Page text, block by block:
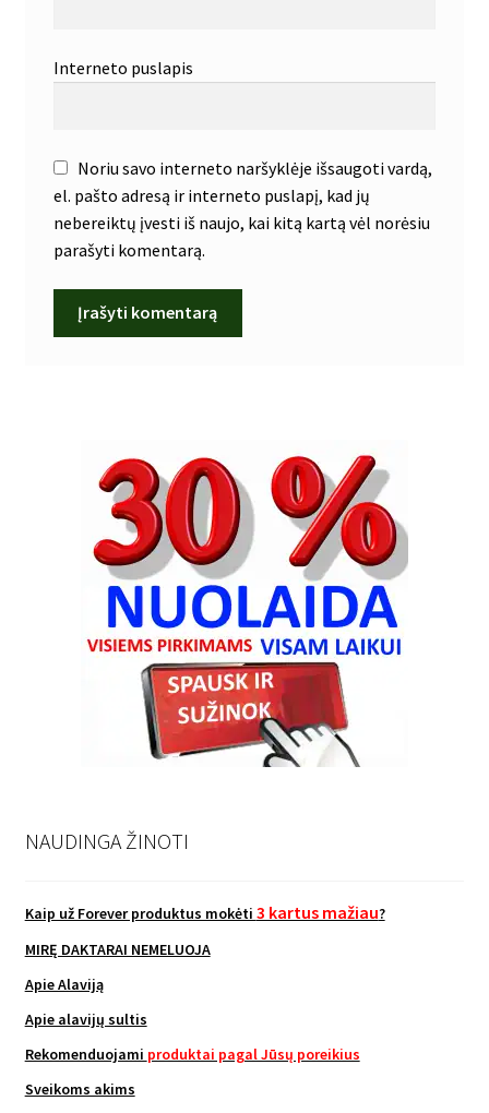
Interneto puslapis
Noriu savo interneto naršyklėje išsaugoti vardą,
el. pašto adresą ir interneto puslapį, kad jų
nebereiktų įvesti iš naujo, kai kitą kartą vėl norėsiu
parašyti komentarą.
NAUDINGA ŽINOTI
Kaip už Forever produktus mokėti 3 kartus mažiau?
MIRĘ DAKTARAI NEMELUOJA
Apie Alaviją
Apie alavijų sultis
Rekomenduojami produktai pagal Jūsų poreikius
Sveikoms akims